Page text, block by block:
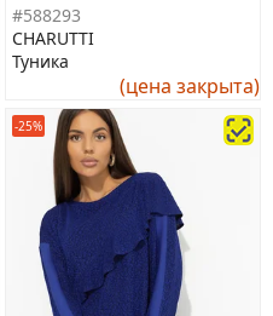
#588293
CHARUTTI
Туника
(цена закрыта)
-25%